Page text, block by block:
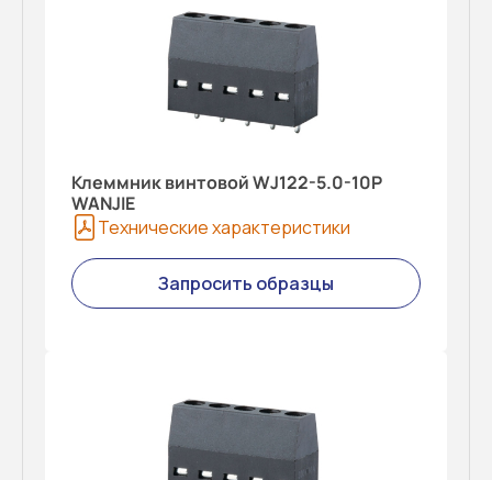
Клеммник винтовой WJ122-5.0-10P
WANJIE
Технические характеристики
Запросить образцы